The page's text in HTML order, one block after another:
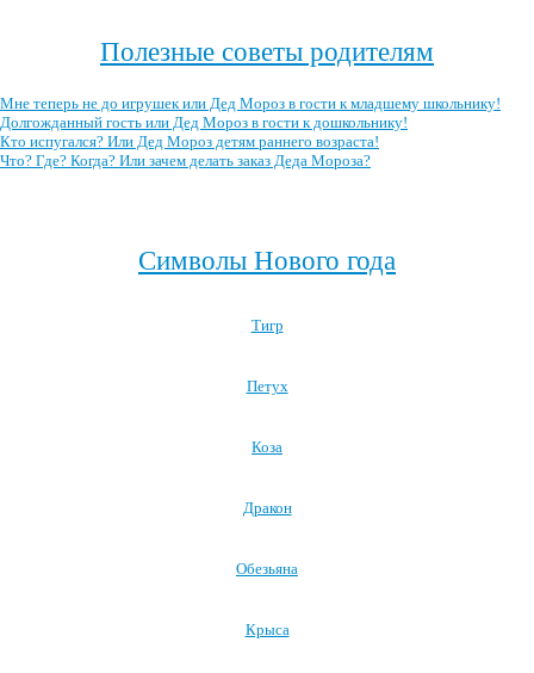
Полезные советы родителям
Мне теперь не до игрушек или Дед Мороз в гости к младшему школьнику!
Долгожданный гость или Дед Мороз в гости к дошкольнику!
Кто испугался? Или Дед Мороз детям раннего возраста!
Что? Где? Когда? Или зачем делать заказ Деда Мороза?
Символы Нового года
Тигр
Петух
Коза
Дракон
Обезьяна
Крыса